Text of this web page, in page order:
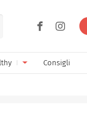
Consigli